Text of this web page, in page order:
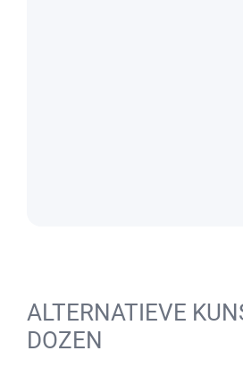
ALTERNATIEVE
DOZEN